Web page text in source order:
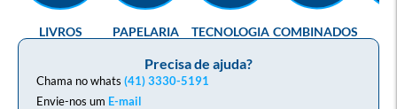
Precisa de ajuda?
Chama no whats (41) 3330-5191
Envie-nos um E-mail
LIVROS PAPELARIA TECNOLOGIA COMBINADOS